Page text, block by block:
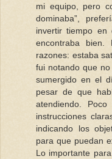
mi equipo, pero
dominaba”,
invertir tiempo
encontraba
razones: estaba
fui notando que
sumergido en el
pesar de que
atendiendo.
instrucciones
indicando los
para que puedan
Lo importante